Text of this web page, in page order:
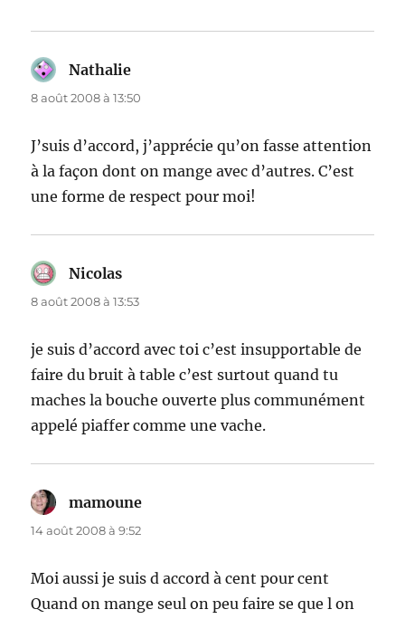
Nathalie
8 août 2008 à 13:50
J’suis d’accord, j’apprécie qu’on fasse attention
à la façon dont on mange avec d’autres. C’est
une forme de respect pour moi!
Nicolas
8 août 2008 à 13:53
je suis d’accord avec toi c’est insupportable de
faire du bruit à table c’est surtout quand tu
maches la bouche ouverte plus communément
appelé piaffer comme une vache.
mamoune
14 août 2008 à 9:52
Moi aussi je suis d accord à cent pour cent
Quand on mange seul on peu faire se que l on